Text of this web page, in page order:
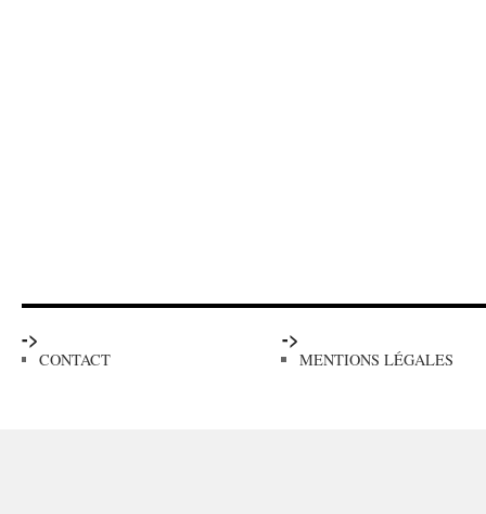
->
CONTACT
->
MENTIONS LÉGALES